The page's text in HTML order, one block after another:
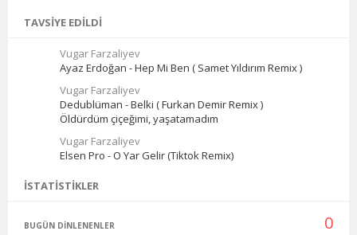
TAVSIYE EDILDI
Vugar Farzaliyev
Ayaz Erdoğan - Hep Mi Ben ( Samet Yıldırım Remix )
Vugar Farzaliyev
Dedublüman - Belki ( Furkan Demir Remix )
Öldürdüm çiçeğimi, yaşatamadım
Vugar Farzaliyev
Elsen Pro - O Yar Gelir (Tiktok Remix)
İSTATISTIKLER
BUGÜN DINLENENLER 0